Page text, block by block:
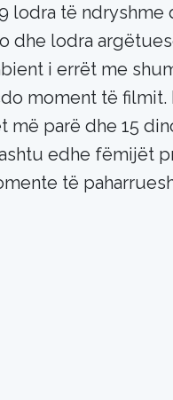
të
dhe lodra
i errët me
moment të
më parë dhe 15
edhe
të